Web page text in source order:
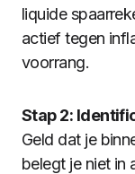
liquide
actief tegen
voorrang.
Stap 2:
Geld dat je
belegt je niet in